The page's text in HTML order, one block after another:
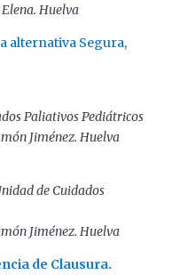
Huelva
alternativa Segura,
Paliativos Pediátricos
Jiménez. Huelva
de Cuidados
Jiménez. Huelva
de Clausura.